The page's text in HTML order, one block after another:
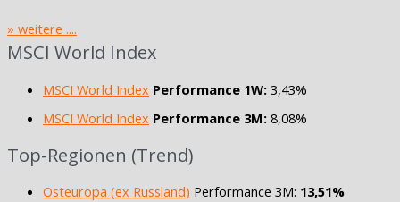
» weitere ....
MSCI World Index
MSCI World Index Performance 1W: 3,43%
MSCI World Index Performance 3M: 8,08%
Top-Regionen (Trend)
Osteuropa (ex Russland) Performance 3M: 13,51%